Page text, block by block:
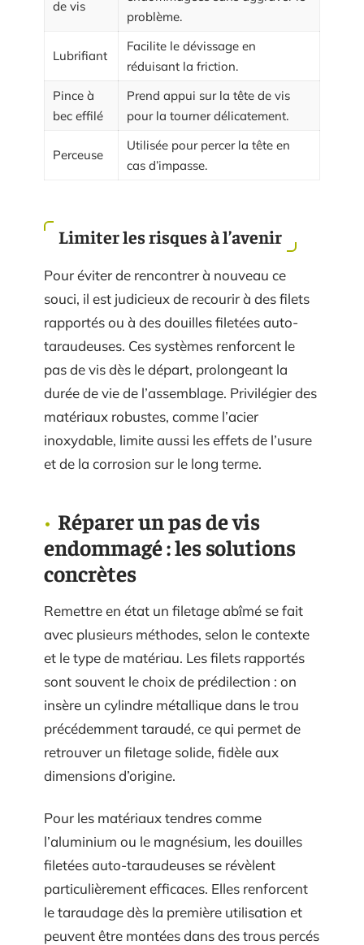
de vis
problème.
Lubrifiant
Facilite le dévissage en
réduisant la friction.
Pince à
bec effilé
Prend appui sur la tête de vis
pour la tourner délicatement.
Perceuse
Utilisée pour percer la tête en
cas d’impasse.
Limiter les risques à l’avenir
Pour éviter de rencontrer à nouveau ce
souci, il est judicieux de recourir à des filets
rapportés ou à des douilles filetées auto-
taraudeuses. Ces systèmes renforcent le
pas de vis dès le départ, prolongeant la
durée de vie de l’assemblage. Privilégier des
matériaux robustes, comme l’acier
inoxydable, limite aussi les effets de l’usure
et de la corrosion sur le long terme.
Réparer un pas de vis
endommagé : les solutions
concrètes
Remettre en état un filetage abîmé se fait
avec plusieurs méthodes, selon le contexte
et le type de matériau. Les filets rapportés
sont souvent le choix de prédilection : on
insère un cylindre métallique dans le trou
précédemment taraudé, ce qui permet de
retrouver un filetage solide, fidèle aux
dimensions d’origine.
Pour les matériaux tendres comme
l’aluminium ou le magnésium, les douilles
filetées auto-taraudeuses se révèlent
particulièrement efficaces. Elles renforcent
le taraudage dès la première utilisation et
peuvent être montées dans des trous percés